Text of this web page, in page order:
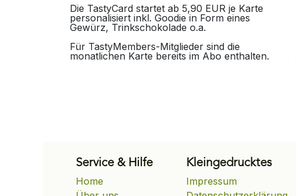
Die TastyCard startet ab 5,90 EUR je Karte
personalisiert inkl. Goodie in Form eines
Gewürz, Trinkschokolade o.a.
Für TastyMembers-Mitglieder sind die
monatlichen Karte bereits im Abo enthalten.
Service & Hilfe
Home
Kleingedrucktes
Impressum